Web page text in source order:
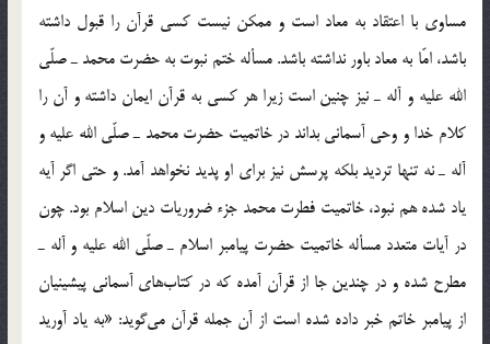
مساوي با اعتقاد به معاد است و ممكن نيست كسي قرآن را قبول داشته
باشد، امّا به معاد باور نداشته باشد. مسأله ختم نبوت به حضرت محمد ـ صلّي
الله عليه و آله ـ نيز چنين است زيرا هر كسي به قرآن ايمان داشته و آن را
كلام خدا و وحي آسماني بداند در خاتميت حضرت محمد ـ صلّي الله عليه و
آله ـ نه تنها ترديد بلكه پرسش نيز براي او پديد نخواهد آمد. و حتي اگر آيه
ياد شده هم نبود، خاتميت فطرت محمد جزء ‌ضروريات دين اسلام بود. چون
در آيات متعدد مسأله خاتميت حضرت پيامبر اسلام ـ صلّي الله عليه و آله ـ
مطرح شده و در چندين جا از قرآن آمده كه در كتاب‌هاي آسماني پيشينيان
از پيامبر خاتم خبر داده شده است از آن جمله قرآن مي‌گويد: «به ياد آوريد